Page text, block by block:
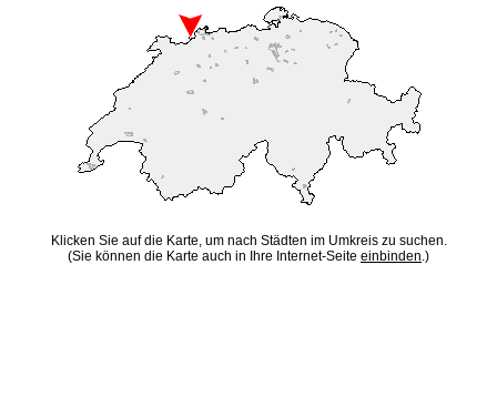
Klicken Sie auf die Karte, um nach Städten im Umkreis zu suchen.
(Sie können die Karte auch in Ihre Internet-Seite einbinden.)